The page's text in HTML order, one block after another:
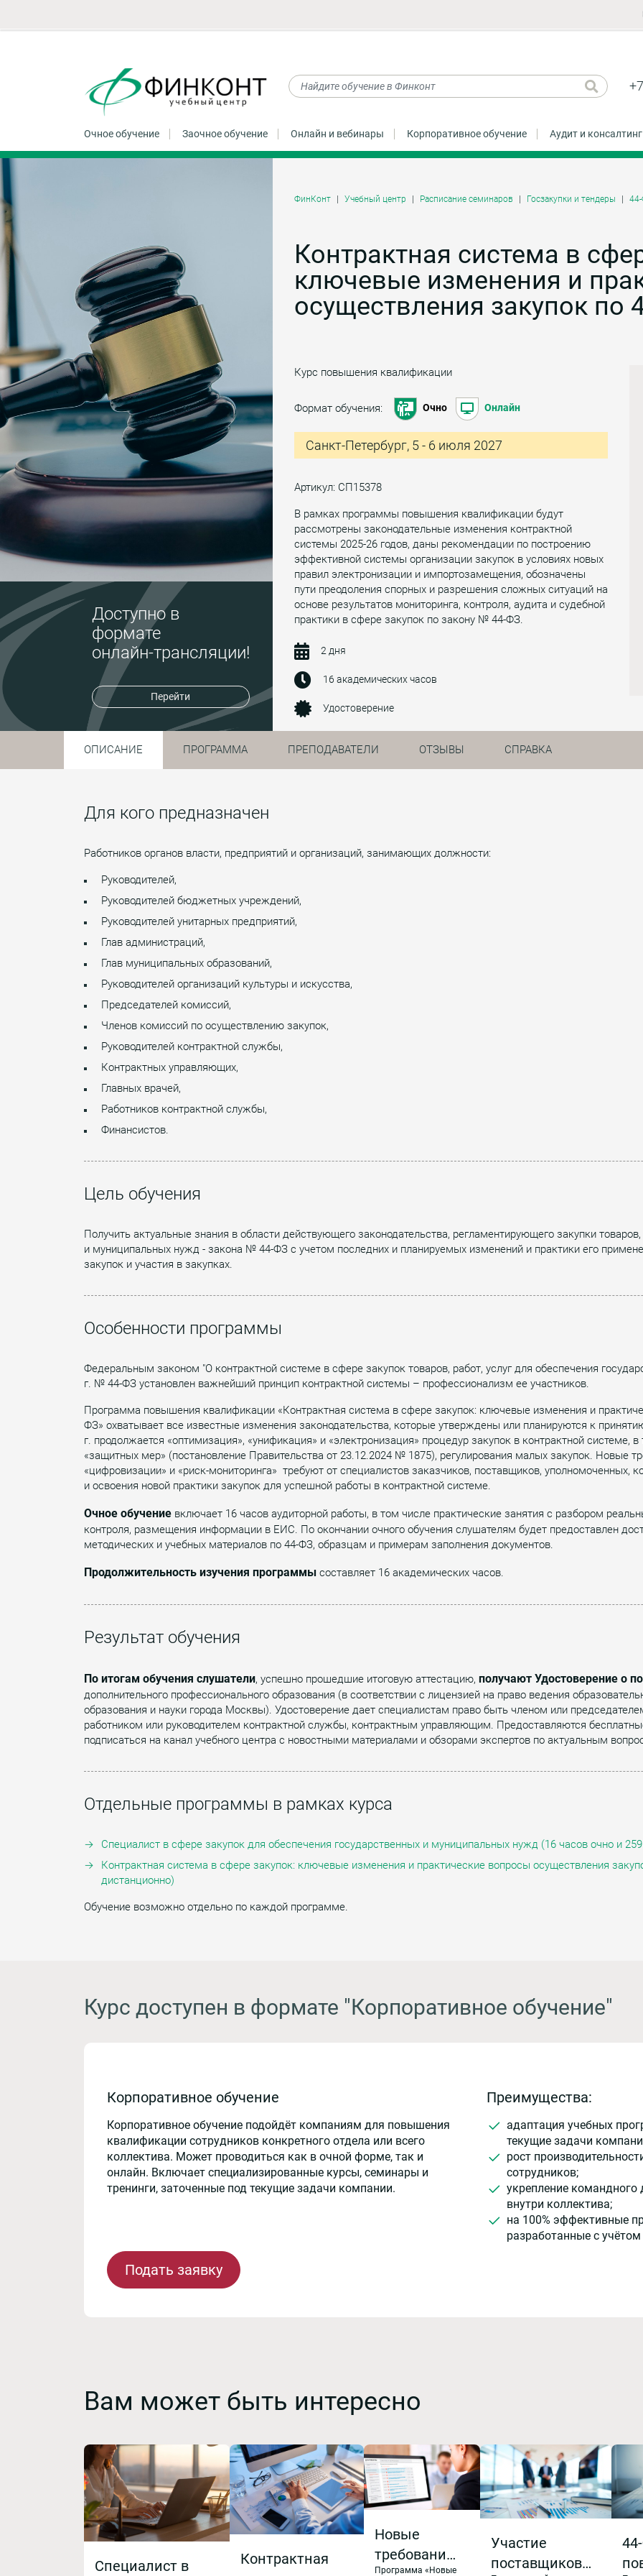
Очное обучение Заочное обучение Онлайн и вебинары Корпоративное обучение Аудит и консалтинг
Доступно в
формате
онлайн-трансляции!
Перейти
ФинКонт Учебный центр Расписание семинаров Госзакупки и тендеры
Контрактная система в
ключевые изменения и
осуществления закупок по
Курс повышения квалификации
Формат обучения: Очно Онлайн
Санкт-Петербург, 5 - 6 июля 2027
Артикул: СП15378
В рамках программы повышения квалификации будут
рассмотрены законодательные изменения контрактной
системы 2025-26 годов, даны рекомендации по построению
эффективной системы организации закупок в условиях новых
правил электронизации и импортозамещения, обозначены
пути преодоления спорных и разрешения сложных ситуаций на
основе результатов мониторинга, контроля, аудита и судебной
практики в сфере закупок по закону № 44-ФЗ.
2 дня
16 академических часов
Удостоверение
ОПИСАНИЕ ПРОГРАММА ПРЕПОДАВАТЕЛИ ОТЗЫВЫ СПРАВКА
Для кого предназначен
Работников органов власти, предприятий и организаций, занимающих должности:
Руководителей,
Руководителей бюджетных учреждений,
Руководителей унитарных предприятий,
Глав администраций,
Глав муниципальных образований,
Руководителей организаций культуры и искусства,
Председателей комиссий,
Членов комиссий по осуществлению закупок,
Руководителей контрактной службы,
Контрактных управляющих,
Главных врачей,
Работников контрактной службы,
Финансистов.
Цель обучения
Получить актуальные знания в области действующего законодательства, регламентирующего закупки
и муниципальных нужд - закона № 44-ФЗ с учетом последних и планируемых изменений и практики его
закупок и участия в закупках.
Особенности программы
Федеральным законом "О контрактной системе в сфере закупок товаров, работ, услуг для обеспечения
г. № 44-ФЗ установлен важнейший принцип контрактной системы – профессионализм ее участников.
Программа повышения квалификации «Контрактная система в сфере закупок: ключевые изменения и
ФЗ» охватывает все известные изменения законодательства, которые утверждены или планируются к
г. продолжается «оптимизация», «унификация» и «электронизация» процедур закупок в контрактной системе,
«защитных мер» (постановление Правительства от 23.12.2024 № 1875), регулирования малых закупок. Новые
«цифровизации» и «риск-мониторинга» требуют от специалистов заказчиков, поставщиков, уполномоченных,
и освоения новой практики закупок для успешной работы в контрактной системе.
Очное обучение включает 16 часов аудиторной работы, в том числе практические занятия с разбором
контроля, размещения информации в ЕИС. По окончании очного обучения слушателям будет предоставлен
методических и учебных материалов по 44-ФЗ, образцам и примерам заполнения документов.
Продолжительность изучения программы составляет 16 академических часов.
Результат обучения
По итогам обучения слушатели, успешно прошедшие итоговую аттестацию, получают Удостоверение о
дополнительного профессионального образования (в соответствии с лицензией на право ведения
образования и науки города Москвы). Удостоверение дает специалистам право быть членом или
работником или руководителем контрактной службы, контрактным управляющим. Предоставляются
подписаться на канал учебного центра с новостными материалами и обзорами экспертов по актуальным
Отдельные программы в рамках курса
Специалист в сфере закупок для обеспечения государственных и муниципальных нужд (16 часов очно и
Контрактная система в сфере закупок: ключевые изменения и практические вопросы осуществления
дистанционно)
Обучение возможно отдельно по каждой программе.
Курс доступен в формате "Корпоративное обучение"
Корпоративное обучение
Корпоративное обучение подойдёт компаниям для повышения
квалификации сотрудников конкретного отдела или всего
коллектива. Может проводиться как в очной форме, так и
онлайн. Включает специализированные курсы, семинары и
тренинги, заточенные под текущие задачи компании.
Подать заявку
Преимущества:
адаптация учебных
текущие задачи
рост
сотрудников;
укрепление командного
внутри коллектива;
на 100% эффективные
разработанные с
Вам может быть интересно
Специалист в
Контрактная
Новые
требования
Программа «Новые
Участие
поставщиков